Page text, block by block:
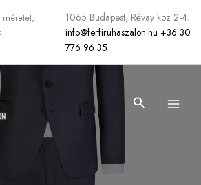
1065 Budapest, Révay köz 2-4.
info@ferfiruhaszalon.hu +36 30
776 96 35
Search